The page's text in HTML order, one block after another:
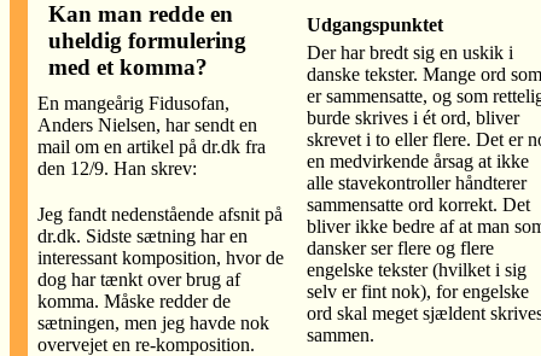
Kan man redde en
uheldig formulering
med et komma?
En mangeårig Fidusofan,
Anders Nielsen, har sendt en
mail om en artikel på dr.dk fra
den 12/9. Han skrev:
Jeg fandt nedenstående afsnit på
dr.dk. Sidste sætning har en
interessant komposition, hvor de
dog har tænkt over brug af
komma. Måske redder de
sætningen, men jeg havde nok
overvejet en re-komposition.
Udgangspunktet
Der har bredt sig en uskik i
danske tekster. Mange ord som
er sammensatte, og som
burde skrives i ét ord, bliver
skrevet i to eller flere. Det er
en medvirkende årsag at ikke
alle stavekontroller håndterer
sammensatte ord korrekt. Det
bliver ikke bedre af at man
dansker ser flere og flere
engelske tekster (hvilket i sig
selv er fint nok), for engelske
ord skal meget sjældent
sammen.